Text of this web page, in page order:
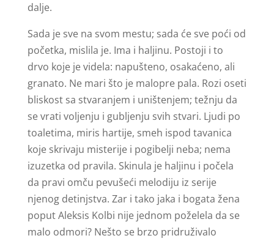
dalje.
Sada je sve na svom mestu; sada će sve poći od
početka, mislila je. Ima i haljinu. Postoji i to
drvo koje je videla: napušteno, osakaćeno, ali
granato. Ne mari što je malopre pala. Rozi oseti
bliskost sa stvaranjem i uništenjem; težnju da
se vrati voljenju i gubljenju svih stvari. Ljudi po
toaletima, miris hartije, smeh ispod tavanica
koje skrivaju misterije i pogibelji neba; nema
izuzetka od pravila. Skinula je haljinu i počela
da pravi omču pevušeći melodiju iz serije
njenog detinjstva. Zar i tako jaka i bogata žena
poput Aleksis Kolbi nije jednom poželela da se
malo odmori? Nešto se brzo pridruživalo